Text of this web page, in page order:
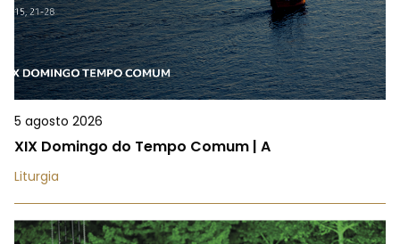
5 agosto 2026
XIX Domingo do Tempo Comum | A
Liturgia